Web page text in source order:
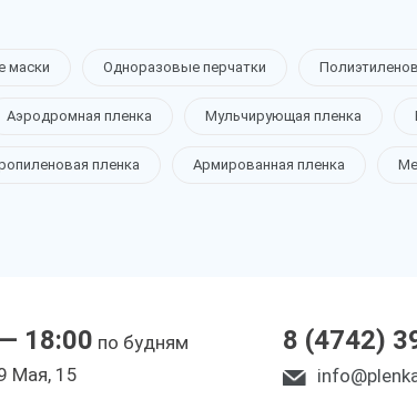
маски Одноразовые перчатки
Аэродромная пленка Мульчирующая пленка
пленка Армированная пленка
18:00 по будням
Мая, 15
8 (4742)